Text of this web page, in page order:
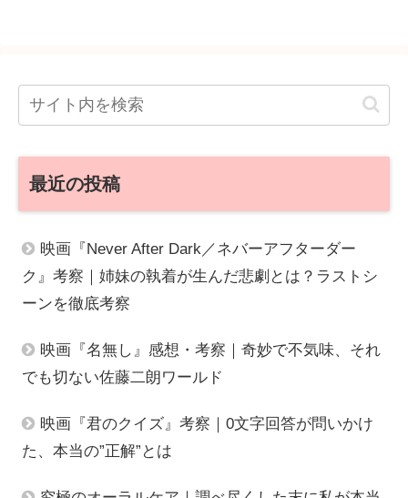
最近の投稿
映画『Never After Dark／ネバーアフターダー
ク』考察｜姉妹の執着が生んだ悲劇とは？ラストシ
ーンを徹底考察
映画『名無し』感想・考察｜奇妙で不気味、それ
でも切ない佐藤二朗ワールド
映画『君のクイズ』考察｜0文字回答が問いかけ
た、本当の”正解”とは